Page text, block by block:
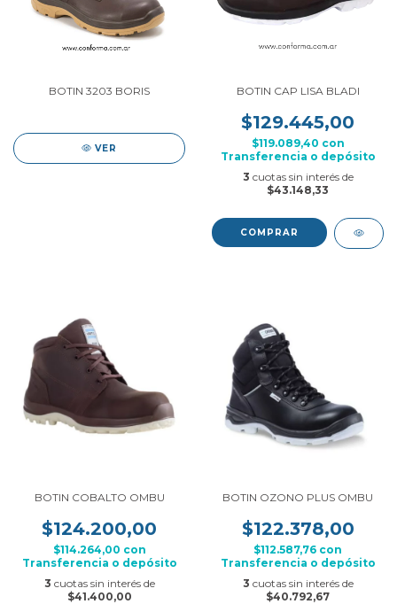
BOTIN 3203 BORIS
VER
BOTIN CAP LISA BLADI
$129.445,00
$119.089,40 con
Transferencia o depósito
3 cuotas sin interés de
$43.148,33
COMPRAR
BOTIN COBALTO OMBU
$124.200,00
$114.264,00 con
Transferencia o depósito
3 cuotas sin interés de
$41.400,00
BOTIN OZONO PLUS OMBU
$122.378,00
$112.587,76 con
Transferencia o depósito
3 cuotas sin interés de
$40.792,67